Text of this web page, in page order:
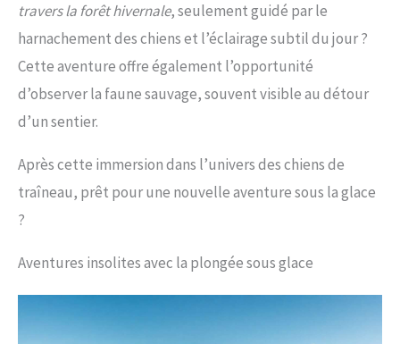
travers la forêt hivernale, seulement guidé par le
harnachement des chiens et l’éclairage subtil du jour ?
Cette aventure offre également l’opportunité
d’observer la faune sauvage, souvent visible au détour
d’un sentier.
Après cette immersion dans l’univers des chiens de
traîneau, prêt pour une nouvelle aventure sous la glace
?
Aventures insolites avec la plongée sous glace